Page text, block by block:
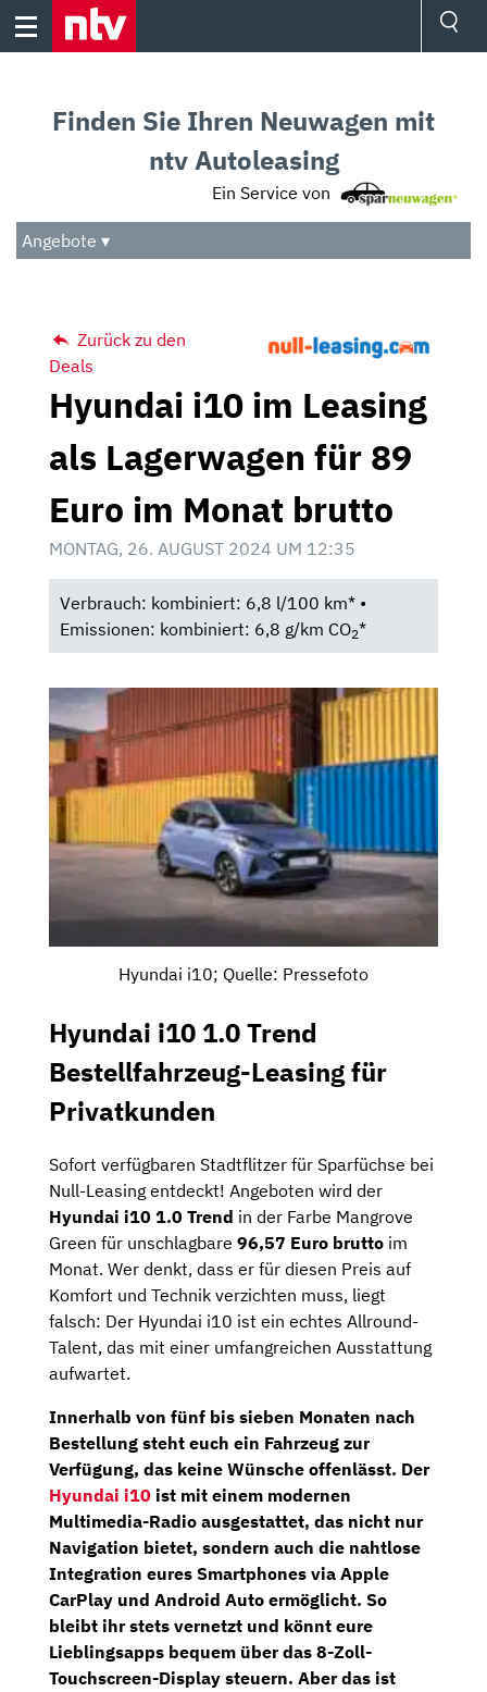
Skip
Audio
Das Beste
Finden Sie Ihren Neuwagen mit
ntv Autoleasing
Ein Service von
Angebote ▾
Zurück zu den
Deals
Hyundai i10 im Leasing
als Lagerwagen für 89
Euro im Monat brutto
MONTAG, 26. AUGUST 2024 UM 12:35
Verbrauch: kombiniert: 6,8 l/100 km* •
Emissionen: kombiniert: 6,8 g/km CO2*
Hyundai i10; Quelle: Pressefoto
Hyundai i10 1.0 Trend
Bestellfahrzeug-Leasing für
Privatkunden
Sofort verfügbaren Stadtflitzer für Sparfüchse bei
Null-Leasing entdeckt! Angeboten wird der
Hyundai i10 1.0 Trend in der Farbe Mangrove
Green für unschlagbare 96,57 Euro brutto im
Monat. Wer denkt, dass er für diesen Preis auf
Komfort und Technik verzichten muss, liegt
falsch: Der Hyundai i10 ist ein echtes Allround-
Talent, das mit einer umfangreichen Ausstattung
aufwartet.
Innerhalb von fünf bis sieben Monaten nach
Bestellung steht euch ein Fahrzeug zur
Verfügung, das keine Wünsche offenlässt. Der
Hyundai i10 ist mit einem modernen
Multimedia-Radio ausgestattet, das nicht nur
Navigation bietet, sondern auch die nahtlose
Integration eures Smartphones via Apple
CarPlay und Android Auto ermöglicht. So
bleibt ihr stets vernetzt und könnt eure
Lieblingsapps bequem über das 8-Zoll-
Touchscreen-Display steuern. Aber das ist